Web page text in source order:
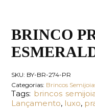
BRINCO
SKU: BY-BR-274-PR
Categorias: Brincos
Tags: brincos
Lançamento, luxo,